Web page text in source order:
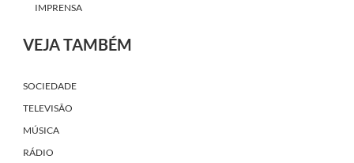
IMPRENSA
VEJA TAMBÉM
SOCIEDADE
TELEVISÃO
MÚSICA
RÁDIO